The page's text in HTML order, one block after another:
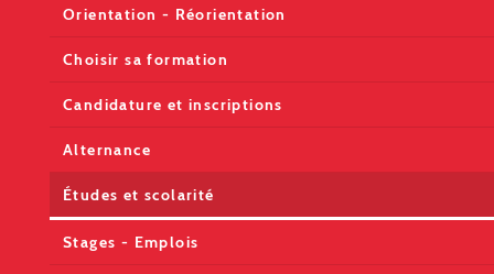
Orientation - Réorientation
Choisir sa formation
Candidature et inscriptions
Alternance
Études et scolarité
Stages - Emplois